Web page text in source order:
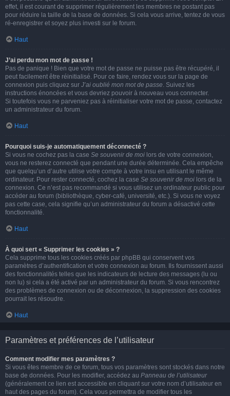
effet, il est courant de supprimer régulièrement les membres ne postant pas
pour réduire la taille de la base de données. Si cela vous arrive, tentez de vous
ré-enregistrer et soyez plus investi sur le forum.
Haut
J’ai perdu mon mot de passe !
Pas de panique ! Bien que votre mot de passe ne puisse pas être récupéré, il
peut facilement être réinitialisé. Pour ce faire, rendez vous sur la page de
connexion puis cliquez sur J’ai oublié mon mot de passe. Suivez les
instructions énoncées et vous devriez pouvoir à nouveau vous connecter.
Si toutefois vous ne parveniez pas à réinitialiser votre mot de passe, contactez
un administrateur du forum.
Haut
Pourquoi suis-je automatiquement déconnecté ?
Si vous ne cochez pas la case Se souvenir de moi lors de votre connexion,
vous ne resterez connecté que pendant une durée déterminée. Cela empêche
que quelqu’un d’autre utilise votre compte à votre insu en utilisant le même
ordinateur. Pour rester connecté, cochez la case Se souvenir de moi lors de la
connexion. Ce n’est pas recommandé si vous utilisez un ordinateur public pour
accéder au forum (bibliothèque, cyber-café, université, etc.). Si vous ne voyez
pas cette case, cela signifie qu’un administrateur du forum a désactivé cette
fonctionnalité.
Haut
À quoi sert « Supprimer les cookies » ?
Cela supprime tous les cookies créés par phpBB qui conservent vos
paramètres d’authentification et votre connexion au forum. Ils fournissent aussi
des fonctionnalités telles que les indicateurs de lecture des messages (lu ou
non lu) si cela a été activé par un administrateur du forum. Si vous rencontrez
des problèmes de connexion ou de déconnexion, la suppression des cookies
pourrait les résoudre.
Haut
Paramètres et préférences de l’utilisateur
Comment modifier mes paramètres ?
Si vous êtes membre de ce forum, tous vos paramètres sont stockés dans notre
base de données. Pour les modifier, accédez au Panneau de l’utilisateur
(généralement ce lien est accessible en cliquant sur votre nom d’utilisateur en
haut des pages du forum). Cela vous permettra de modifier tous les